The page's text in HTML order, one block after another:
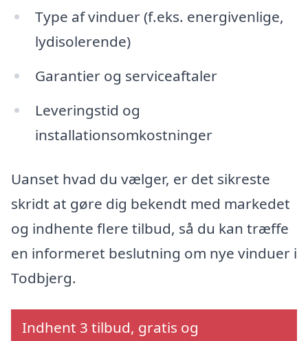
Type af vinduer (f.eks. energivenlige,
lydisolerende)
Garantier og serviceaftaler
Leveringstid og
installationsomkostninger
Uanset hvad du vælger, er det sikreste
skridt at gøre dig bekendt med markedet
og indhente flere tilbud, så du kan træffe
en informeret beslutning om nye vinduer i
Todbjerg.
Indhent 3 tilbud, gratis og